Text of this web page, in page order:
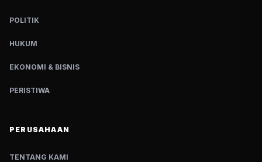
POLITIK
HUKUM
EKONOMI & BISNIS
PERISTIWA
PERUSAHAAN
TENTANG KAMI